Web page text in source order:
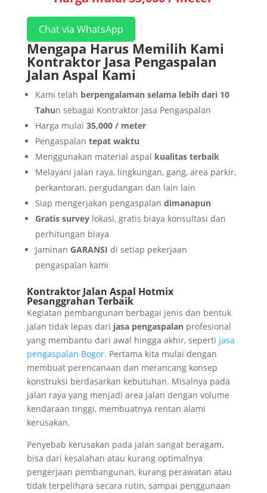
Chat via WhatsApp
Mengapa Harus Memilih Kami
Kontraktor Jasa Pengaspalan
Jalan Aspal Kami
Kami telah berpengalaman selama lebih dari 10
Tahun sebagai Kontraktor Jasa Pengaspalan
Harga mulai 35,000 / meter
Pengaspalan tepat waktu
Menggunakan material aspal kualitas terbaik
Melayani jalan raya, lingkungan, gang, area parkir,
perkantoran, pergudangan dan lain lain
Siap mengerjakan pengaspalan dimanapun
Gratis surveylokasi, gratis biaya konsultasi dan
perhitungan biaya
Jaminan GARANSI di setiap pekerjaan
pengaspalan kami
Kontraktor Jalan Aspal Hotmix
Pesanggrahan Terbaik
Kegiatan pembangunan berbagai jenis dan bentuk
jalan tidak lepas dari jasa pengaspalan profesional
yang membantu dari awal hingga akhir, seperti jasa
pengaspalan Bogor. Pertama kita mulai dengan
membuat perencanaan dan merancang konsep
konstruksi berdasarkan kebutuhan. Misalnya pada
jalan raya yang menjadi area jalan dengan volume
kendaraan tinggi, membuatnya rentan alami
kerusakan.
Penyebab kerusakan pada jalan sangat beragam,
bisa dari kesalahan atau kurang optimalnya
pengerjaan pembangunan, kurang perawatan atau
tidak terpelihara secara rutin, sampai penggunaan